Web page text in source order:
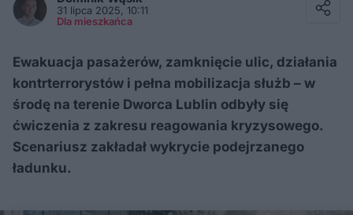
31 lipca 2025, 10:11
Dla mieszkańca
Ewakuacja pasażerów, zamknięcie ulic, działania
kontrterrorystów i pełna mobilizacja służb – w
środę na terenie Dworca Lublin odbyły się
ćwiczenia z zakresu reagowania kryzysowego.
Scenariusz zakładał wykrycie podejrzanego
ładunku.